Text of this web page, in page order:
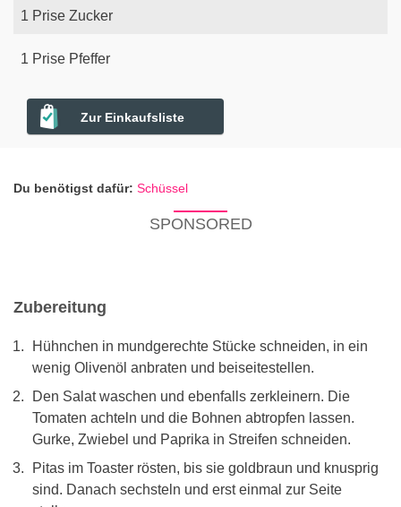
1 Prise Zucker
1 Prise Pfeffer
Zur Einkaufsliste
Du benötigst dafür: Schüssel
SPONSORED
Zubereitung
Hühnchen in mundgerechte Stücke schneiden, in ein
wenig Olivenöl anbraten und beiseitestellen.
Den Salat waschen und ebenfalls zerkleinern. Die
Tomaten achteln und die Bohnen abtropfen lassen.
Gurke, Zwiebel und Paprika in Streifen schneiden.
Pitas im Toaster rösten, bis sie goldbraun und knusprig
sind. Danach sechsteln und erst einmal zur Seite